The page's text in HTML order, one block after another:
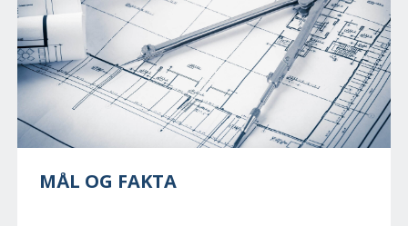
MÅL OG FAKTA